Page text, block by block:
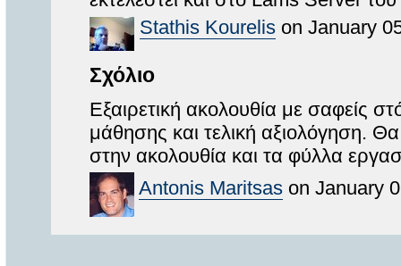
Stathis Kourelis on January
Σχόλιο
Εξαιρετική ακολουθία με σαφείς
μάθησης και τελική αξιολόγηση.
στην ακολουθία και τα φύλλα
Antonis Maritsas on January